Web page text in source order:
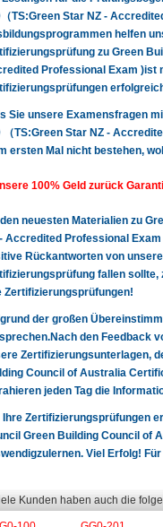
TS:Green Star NZ -
helfen
zu Green
Professional Exam )ist
Sie unsere Examensfragen
（TS:Green Star NZ -
ersten Mal nicht bestehen,
100% Geld zurück
den neuesten Materialien zu
- Accredited Professional
Rückantworten von
fallen sollte,
Zertifizierungsprüfungen!
der großen
den Feedback
Zertifizierungsunterlagen,
Council of Australia
jeden Tag die
Ihre Zertifizierungsprüfungen
Green Building Council of
Viel Erfolg!
Kunden haben auch die